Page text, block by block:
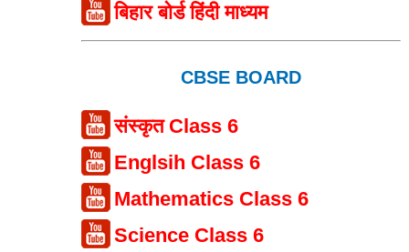
बिहार बोर्ड हिंदी माध्यम
CBSE BOARD
संस्कृत Class 6
Englsih Class 6
Mathematics Class 6
Science Class 6